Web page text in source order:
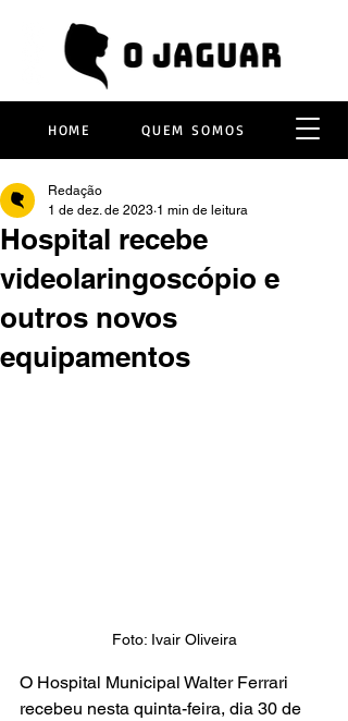
HOME QUEM SOMOS
Hospital recebe
videolaringoscópio e
outros novos
equipamentos
Redação
1 de dez. de 2023 1 min de leitura
Foto: Ivair Oliveira
O Hospital Municipal Walter Ferrari
recebeu nesta quinta-feira, dia 30 de